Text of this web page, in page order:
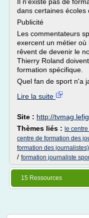
dans certaines écoles
Publicité
Les commentateurs
exercent un métier où
rêvent de devenir le
Thierry Roland
formation spécifique.
Quel fan de sport n'a
Lire la suite
Site : http://
Thèmes liés : le
centre de formation des
formation des
/ formation journaliste
15 Ressources